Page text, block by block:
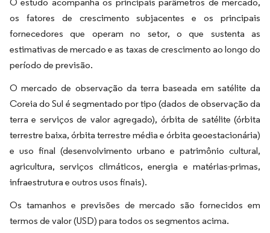
os fatores de crescimento subjacentes e os principais
fornecedores que operam no setor, o que sustenta as
estimativas de mercado e as taxas de crescimento ao longo do
período de previsão.
O mercado de observação da terra baseada em satélite da
Coreia do Sul é segmentado por tipo (dados de observação da
terra e serviços de valor agregado), órbita de satélite (órbita
terrestre baixa, órbita terrestre média e órbita geoestacionária)
e uso final (desenvolvimento urbano e patrimônio cultural,
agricultura, serviços climáticos, energia e matérias-primas,
infraestrutura e outros usos finais).
Os tamanhos e previsões de mercado são fornecidos em
termos de valor (USD) para todos os segmentos acima.